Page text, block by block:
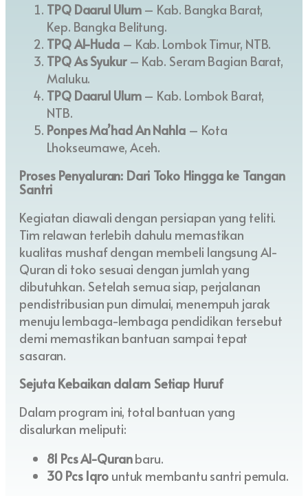
TPQ Daarul Ulum– Kab. Bangka Barat,
Kep. Bangka Belitung.
TPQ Al-Huda– Kab. Lombok Timur, NTB.
TPQ As Syukur– Kab. Seram Bagian Barat,
Maluku.
TPQ Daarul Ulum– Kab. Lombok Barat,
NTB.
Ponpes Ma’had An Nahla– Kota
Lhokseumawe, Aceh.
Proses Penyaluran: Dari Toko Hingga ke Tangan
Santri
Kegiatan diawali dengan persiapan yang teliti.
Tim relawan terlebih dahulu memastikan
kualitas mushaf dengan membeli langsung Al-
Quran di toko sesuai dengan jumlah yang
dibutuhkan. Setelah semua siap, perjalanan
pendistribusian pun dimulai, menempuh jarak
menuju lembaga-lembaga pendidikan tersebut
demi memastikan bantuan sampai tepat
sasaran.
Sejuta Kebaikan dalam Setiap Huruf
Dalam program ini, total bantuan yang
disalurkan meliputi:
81 Pcs Al-Quranbaru.
30 Pcs Iqrountuk membantu santri pemula.